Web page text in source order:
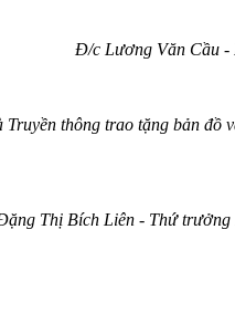
Đ/c Lương Văn Cầu -
Truyền thông trao tặng bản đồ
Thị Bích Liên - Thứ trưởng